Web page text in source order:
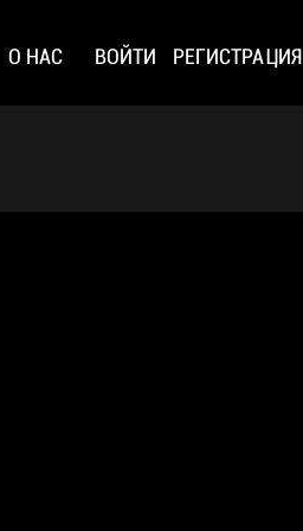
О НАС ВОЙТИ РЕГИСТРАЦИЯ